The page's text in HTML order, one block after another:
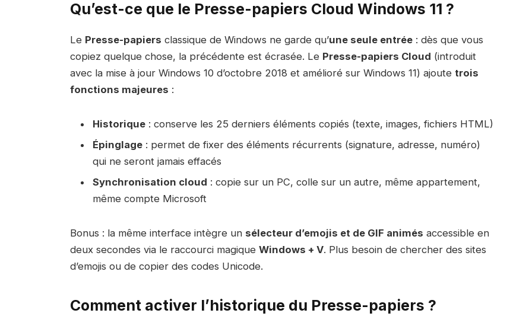
Qu’est-ce que le Presse-papiers Cloud Windows 11 ?
Le Presse-papiers classique de Windows ne garde qu’une seule entrée: dès que vous
copiez quelque chose, la précédente est écrasée. Le Presse-papiers Cloud (introduit
avec la mise à jour Windows 10 d’octobre 2018 et amélioré sur Windows 11) ajoute trois
fonctions majeures :
Historique: conserve les 25 derniers éléments copiés (texte, images, fichiers HTML)
Épinglage: permet de fixer des éléments récurrents (signature, adresse, numéro)
qui ne seront jamais effacés
Synchronisation cloud : copie sur un PC, colle sur un autre, même appartement,
même compte Microsoft
Bonus : la même interface intègre un sélecteur d’emojis et de GIF animés accessible en
deux secondes via le raccourci magique Windows + V. Plus besoin de chercher des sites
d’emojis ou de copier des codes Unicode.
Comment activer l’historique du Presse-papiers ?